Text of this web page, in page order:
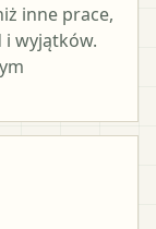
inne prace,
i wyjątków.